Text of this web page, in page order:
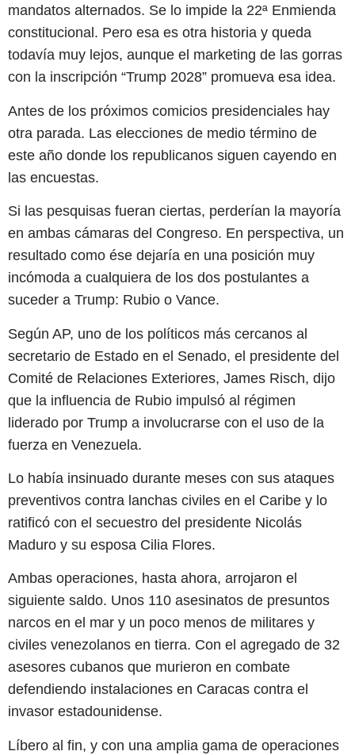
mandatos alternados. Se lo impide la 22ª Enmienda
constitucional. Pero esa es otra historia y queda
todavía muy lejos, aunque el marketing de las gorras
con la inscripción “Trump 2028” promueva esa idea.
Antes de los próximos comicios presidenciales hay
otra parada. Las elecciones de medio término de
este año donde los republicanos siguen cayendo en
las encuestas.
Si las pesquisas fueran ciertas, perderían la mayoría
en ambas cámaras del Congreso. En perspectiva, un
resultado como ése dejaría en una posición muy
incómoda a cualquiera de los dos postulantes a
suceder a Trump: Rubio o Vance.
Según AP, uno de los políticos más cercanos al
secretario de Estado en el Senado, el presidente del
Comité de Relaciones Exteriores, James Risch, dijo
que la influencia de Rubio impulsó al régimen
liderado por Trump a involucrarse con el uso de la
fuerza en Venezuela.
Lo había insinuado durante meses con sus ataques
preventivos contra lanchas civiles en el Caribe y lo
ratificó con el secuestro del presidente Nicolás
Maduro y su esposa Cilia Flores.
Ambas operaciones, hasta ahora, arrojaron el
siguiente saldo. Unos 110 asesinatos de presuntos
narcos en el mar y un poco menos de militares y
civiles venezolanos en tierra. Con el agregado de 32
asesores cubanos que murieron en combate
defendiendo instalaciones en Caracas contra el
invasor estadounidense.
Líbero al fin, y con una amplia gama de operaciones